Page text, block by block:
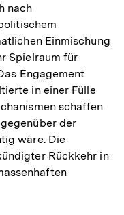
nach
Einmischung
Spielraum für
Engagement
in einer Fülle
schaffen
der
wäre. Die
Rückkehr in